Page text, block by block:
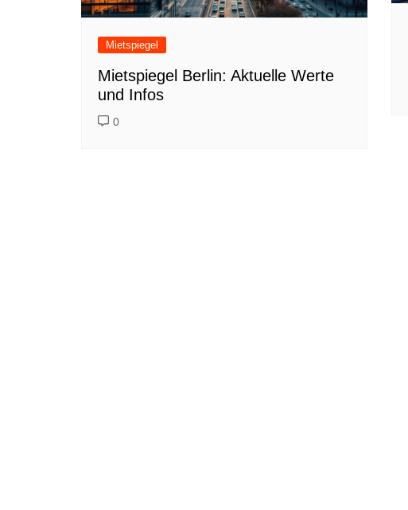
Mietspiegel
Mietspiegel Berlin: Aktuelle Werte
und Infos
0